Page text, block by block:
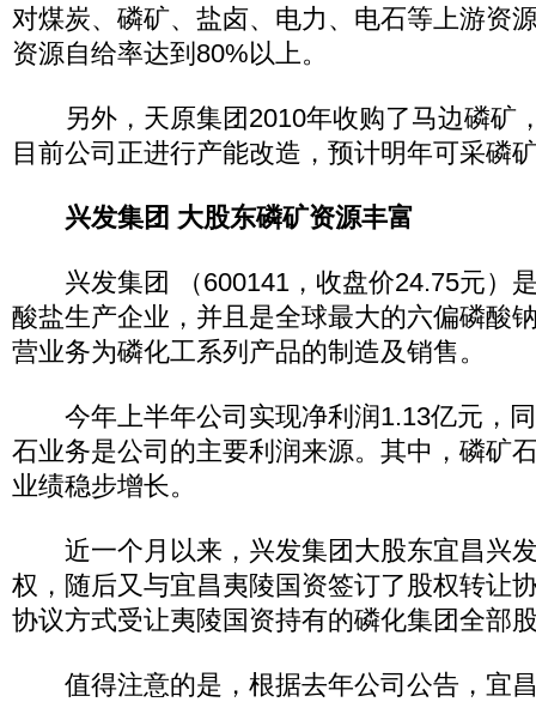
对煤炭、磷矿、盐卤、电力、电石等上游资
资源自给率达到80%以上。
另外，天原集团2010年收购了马边磷矿
目前公司正进行产能改造，预计明年可采磷
兴发集团 大股东磷矿资源丰富
兴发集团 （600141，收盘价24.75元）
酸盐生产企业，并且是全球最大的六偏磷酸
营业务为磷化工系列产品的制造及销售。
今年上半年公司实现净利润1.13亿元，同
石业务是公司的主要利润来源。其中，磷矿
业绩稳步增长。
近一个月以来，兴发集团大股东宜昌兴
权，随后又与宜昌夷陵国资签订了股权转让
协议方式受让夷陵国资持有的磷化集团全部
值得注意的是，根据去年公司公告，宜